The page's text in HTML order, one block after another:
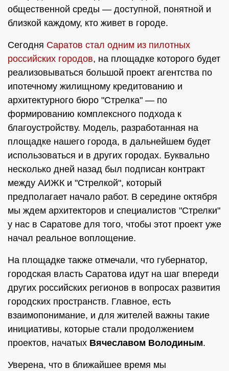
общественной среды — доступной, понятной и
близкой каждому, кто живет в городе.
Сегодня Саратов стал одним из пилотных
российских городов, на площадке которого будет
реализовываться большой проект агентства по
ипотечному жилищному кредитованию и
архитектурного бюро "Стрелка" — по
формированию комплексного подхода к
благоустройству. Модель, разработанная на
площадке нашего города, в дальнейшем будет
использоваться и в других городах. Буквально
несколько дней назад был подписан контракт
между АИЖК и "Стрелкой", который
предполагает начало работ. В середине октября
мы ждем архитекторов и специалистов "Стрелки"
у нас в Саратове для того, чтобы этот проект уже
начал реальное воплощение.
На площадке также отмечали, что губернатор,
городская власть Саратова идут на шаг впереди
других российских регионов в вопросах развития
городских пространств. Главное, есть
взаимопонимание, и для жителей важны такие
инициативы, которые стали продолжением
проектов, начатых Вячеславом Володиным.
Уверена, что в ближайшее время мы